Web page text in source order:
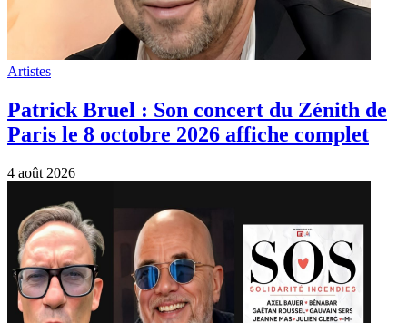
Artistes
Patrick Bruel : Son concert du Zénith de
Paris le 8 octobre 2026 affiche complet
4 août 2026